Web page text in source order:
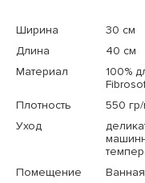
Ширина
30 см
Длина
40 см
Материал
100%
Плотность
550
Уход
Помещение
Ванная